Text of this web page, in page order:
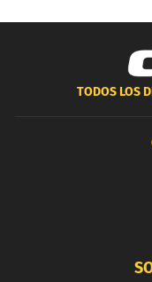
TODOS LOS